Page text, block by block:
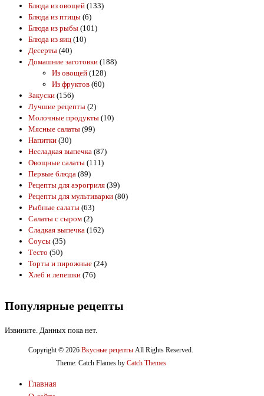
Блюда из овощей (133)
Блюда из птицы (6)
Блюда из рыбы (101)
Блюда из яиц (10)
Десерты (40)
Домашние заготовки (188)
Из овощей (128)
Из фруктов (60)
Закуски (156)
Лучшие рецепты (2)
Молочные продукты (10)
Мясные салаты (99)
Напитки (30)
Несладкая выпечка (87)
Овощные салаты (111)
Первые блюда (89)
Рецепты для аэрогриля (39)
Рецепты для мультиварки (80)
Рыбные салаты (63)
Салаты с сыром (2)
Сладкая выпечка (162)
Соусы (35)
Тесто (50)
Торты и пирожные (24)
Хлеб и лепешки (76)
Популярные рецепты
Извините. Данных пока нет.
Copyright © 2026 Вкусные рецепты All Rights Reserved.
Theme: Catch Flames by Catch Themes
Главная